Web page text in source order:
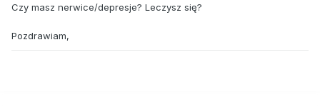
Czy masz nerwice/depresje? Leczysz się?
Pozdrawiam,